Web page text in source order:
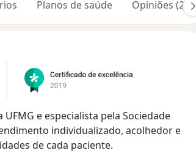
Planos de saúde Opiniões (288)
e especialista pela Sociedade
individualizado, acolhedor e
de cada paciente.